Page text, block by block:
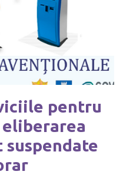
pentru
suspendate